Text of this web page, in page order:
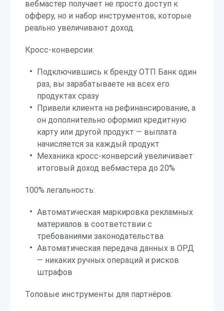
вебмастер получает не просто доступ к
офферу, но и набор инструментов, которые
реально увеличивают доход.
Кросс-конверсии:
Подключившись к бренду ОТП Банк один
раз, вы зарабатываете на всех его
продуктах сразу
Привели клиента на рефинансирование, а
он дополнительно оформил кредитную
карту или другой продукт — выплата
начисляется за каждый продукт
Механика кросс-конверсий увеличивает
итоговый доход вебмастера до 20%
100% легальность:
Автоматическая маркировка рекламных
материалов в соответствии с
требованиями законодательства
Автоматическая передача данных в ОРД
— никаких ручных операций и рисков
штрафов
Топовые инструменты для партнёров: